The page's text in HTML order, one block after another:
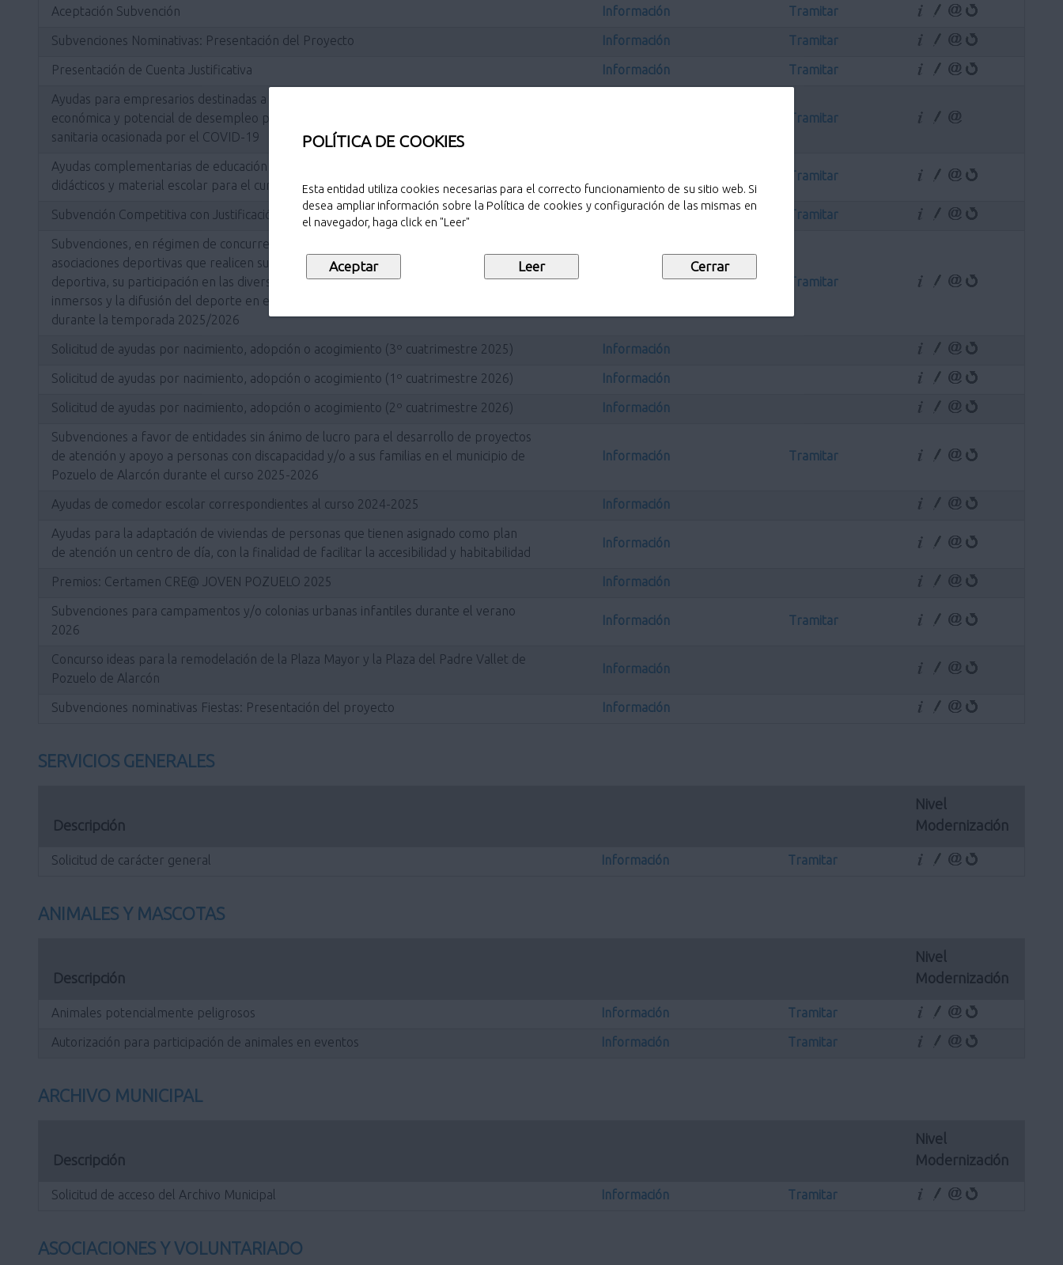
POLÍTICA DE COOKIES
Esta entidad utiliza cookies necesarias para el correcto funcionamiento de su sitio web. Si
desea ampliar información sobre la Política de cookies y configuración de las mismas en
el navegador, haga click en "Leer"
Aceptación Subvención Información Tramitar
Subvenciones Nominativas: Presentación del Proyecto Información Tramitar
Presentación de Cuenta Justificativa Información Tramitar
Ayudas para empresarios destinadas a paliar el riesgo de exclusión social por razón
económica y potencial de desempleo producido como consecuencia de la crisis
sanitaria ocasionada por el COVID-19
Tramitar
Ayudas complementarias de educación a las familias para la adquisición de recursos
didácticos y material escolar para el curso 2026/2027
Tramitar
Subvención Competitiva con Justificación de Proyectos Educativos Información Tramitar
Subvenciones, en régimen de concurrencia competitiva, destinadas a clubes y
asociaciones deportivas que realicen sus actuaciones dirigidas al fomento de la práctica
deportiva, su participación en las diversas competiciones en las que se encuentren
inmersos y la difusión del deporte en el término municipal de Pozuelo de Alarcón
durante la temporada 2025/2026
Información Tramitar
Solicitud de ayudas por nacimiento, adopción o acogimiento (3º cuatrimestre 2025) Información
Solicitud de ayudas por nacimiento, adopción o acogimiento (1º cuatrimestre 2026) Información
Solicitud de ayudas por nacimiento, adopción o acogimiento (2º cuatrimestre 2026) Información
Subvenciones a favor de entidades sin ánimo de lucro para el desarrollo de proyectos
de atención y apoyo a personas con discapacidad y/o a sus familias en el municipio de
Pozuelo de Alarcón durante el curso 2025-2026
Información Tramitar
Ayudas de comedor escolar correspondientes al curso 2024-2025 Información
Ayudas para la adaptación de viviendas de personas que tienen asignado como plan
de atención un centro de día, con la finalidad de facilitar la accesibilidad y habitabilidad
Información
Premios: Certamen CRE@ JOVEN POZUELO 2025 Información
Subvenciones para campamentos y/o colonias urbanas infantiles durante el verano
2026
Información Tramitar
Concurso ideas para la remodelación de la Plaza Mayor y la Plaza del Padre Vallet de
Pozuelo de Alarcón
Información
Subvenciones nominativas Fiestas: Presentación del proyecto Información
SERVICIOS GENERALES
Descripción
Nivel
Modernización
Solicitud de carácter general Información Tramitar
ANIMALES Y MASCOTAS
Descripción
Nivel
Modernización
Animales potencialmente peligrosos Información Tramitar
Autorización para participación de animales en eventos Información Tramitar
ARCHIVO MUNICIPAL
Descripción
Nivel
Modernización
Solicitud de acceso del Archivo Municipal Información Tramitar
ASOCIACIONES Y VOLUNTARIADO